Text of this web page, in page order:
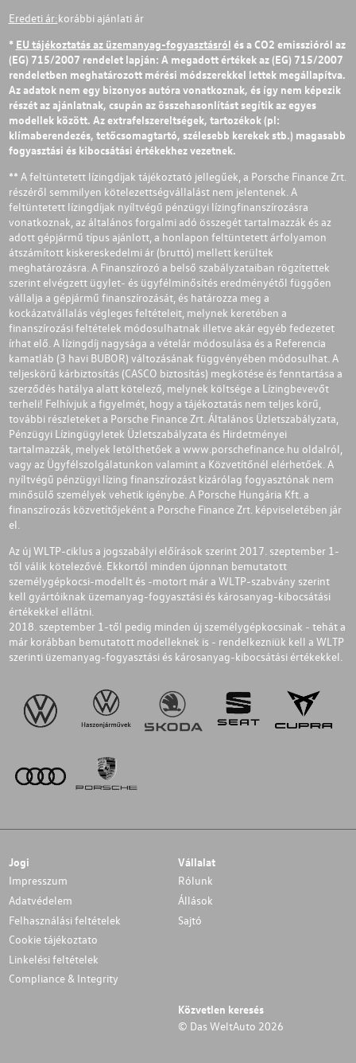
Eredeti ár:korábbi ajánlati ár
* EU tájékoztatás az üzemanyag-fogyasztásról és a CO2 emisszióról az
(EG) 715/2007 rendelet lapján: A megadott értékek az (EG) 715/2007
rendeletben meghatározott mérési módszerekkel lettek megállapítva.
Az adatok nem egy bizonyos autóra vonatkoznak, és így nem képezik
részét az ajánlatnak, csupán az összehasonlítást segítik az egyes
modellek között. Az extrafelszereltségek, tartozékok (pl:
klímaberendezés, tetőcsomagtartó, szélesebb kerekek stb.) magasabb
fogyasztási és kibocsátási értékekhez vezetnek.
** A feltüntetett lízingdíjak tájékoztató jellegűek, a Porsche Finance Zrt.
részéről semmilyen kötelezettségvállalást nem jelentenek. A
feltüntetett lízingdíjak nyíltvégű pénzügyi lízingfinanszírozásra
vonatkoznak, az általános forgalmi adó összegét tartalmazzák és az
adott gépjármű típus ajánlott, a honlapon feltüntetett árfolyamon
átszámított kiskereskedelmi ár (bruttó) mellett kerültek
meghatározásra. A Finanszírozó a belső szabályzataiban rögzítettek
szerint elvégzett ügylet- és ügyfélminősítés eredményétől függően
vállalja a gépjármű finanszírozását, és határozza meg a
kockázatvállalás végleges feltételeit, melynek keretében a
finanszírozási feltételek módosulhatnak illetve akár egyéb fedezetet
írhat elő. A lízingdíj nagysága a vételár módosulása és a Referencia
kamatláb (3 havi BUBOR) változásának függvényében módosulhat. A
teljeskörű kárbiztosítás (CASCO biztosítás) megkötése és fenntartása a
szerződés hatálya alatt kötelező, melynek költsége a Lízingbevevőt
terheli! Felhívjuk a figyelmét, hogy a tájékoztatás nem teljes körű,
további részleteket a Porsche Finance Zrt. Általános Üzletszabályzata,
Pénzügyi Lízingügyletek Üzletszabályzata és Hirdetményei
tartalmazzák, melyek letölthetőek a www.porschefinance.hu oldalról,
vagy az Ügyfélszolgálatunkon valamint a Közvetítőnél elérhetőek. A
nyíltvégű pénzügyi lízing finanszírozást kizárólag fogyasztónak nem
minősülő személyek vehetik igénybe. A Porsche Hungária Kft. a
finanszírozás közvetítőjeként a Porsche Finance Zrt. képviseletében jár
el.
Az új WLTP-ciklus a jogszabályi előírások szerint 2017. szeptember 1-
től válik kötelezővé. Ekkortól minden újonnan bemutatott
személygépkocsi-modellt és -motort már a WLTP-szabvány szerint
kell gyártóiknak üzemanyag-fogyasztási és károsanyag-kibocsátási
értékekkel ellátni.
2018. szeptember 1-től pedig minden új személygépkocsinak - tehát a
már korábban bemutatott modelleknek is - rendelkezniük kell a WLTP
szerinti üzemanyag-fogyasztási és károsanyag-kibocsátási értékekkel.
Jogi
Impresszum
Adatvédelem
Felhasználási feltételek
Cookie tájékoztato
Linkelési feltételek
Compliance & Integrity
Vállalat
Rólunk
Állások
Sajtó
Közvetlen keresés
© Das WeltAuto 2026